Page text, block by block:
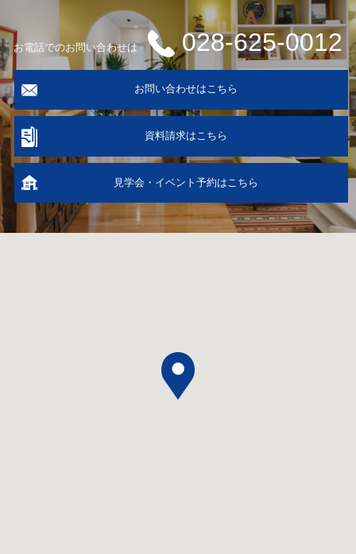
お電話でのお問い合わせは 028-625-0012
お問い合わせはこちら
資料請求はこちら
見学会・イベント予約はこちら